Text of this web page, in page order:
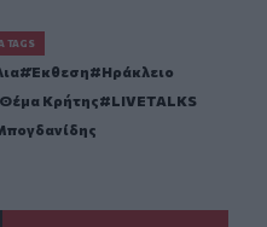
TAGS
Έκθεση
Ηράκλειο
Θέμα Κρήτης
LIVETALKS